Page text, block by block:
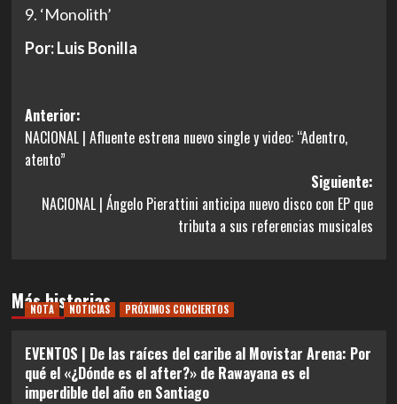
9. ‘Monolith’
Por: Luis Bonilla
Navegación
de
entradas
Anterior:
NACIONAL | Afluente estrena nuevo single y video: “Adentro,
atento”
Siguiente:
NACIONAL | Ángelo Pierattini anticipa nuevo disco con EP que
tributa a sus referencias musicales
Más historias
NOTA NOTICIAS PRÓXIMOS CONCIERTOS
EVENTOS | De las raíces del caribe al Movistar Arena: Por
qué el «¿Dónde es el after?» de Rawayana es el
imperdible del año en Santiago